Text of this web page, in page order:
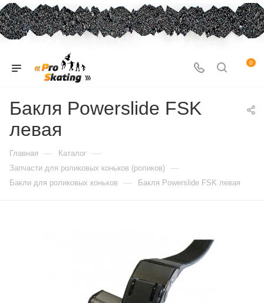
0
Бакля Powerslide FSK
левая
Главная — Каталог —
Запчасти для роликовых коньков (роликов) —
Бакли для роликовых коньков — Бакля Powerslide FSK левая